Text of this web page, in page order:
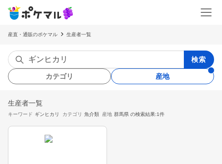
産直・通販のポケマル 生産者一覧
検索
カテゴリ 産地
生産者一覧
キーワード ギンヒカリ カテゴリ 魚介類 産地 群馬県 の検索結果:1件